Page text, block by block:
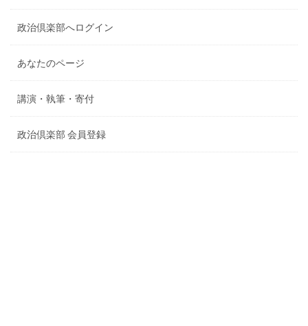
政治倶楽部へログイン
あなたのページ
講演・執筆・寄付
政治倶楽部 会員登録